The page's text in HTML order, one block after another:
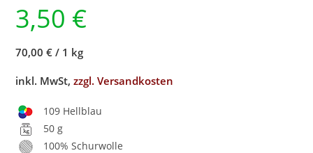
3,50 €
70,00 € / 1 kg
inkl. MwSt,zzgl. Versandkosten
109 Hellblau
50 g
100% Schurwolle